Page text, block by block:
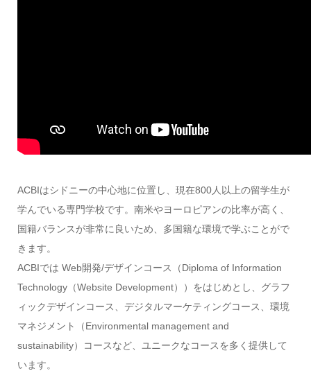
ACBIはシドニーの中心地に位置し、現在800人以上の留学生が
学んでいる専門学校です。南米やヨーロピアンの比率が高く、
国籍バランスが非常に良いため、多国籍な環境で学ぶことがで
きます。
ACBIでは Web開発/デザインコース（Diploma of Information
Technology（Website Development））をはじめとし、グラフ
ィックデザインコース、デジタルマーケティングコース、環境
マネジメント（Environmental management and
sustainability）コースなど、ユニークなコースを多く提供して
います。